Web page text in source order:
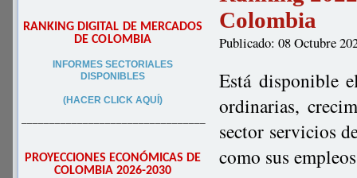
RANKING DIGITAL DE MERCADOS
DE COLOMBIA
INFORMES SECTORIALES
DISPONIBLES
(HACER CLICK AQUÍ)
–––––––––––––––––––––––––––––––––
PROYECCIONES ECONÓMICAS DE
COLOMBIA 2026-2030
Colombia
Publicado: 08 Octubre
Está disponible
ordinarias,
sector servicios
como sus